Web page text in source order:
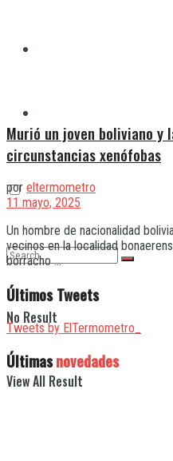
No Result
View All Result
Murió un joven boliviano y
circunstancias xenófobas
por eltermometro
11 mayo, 2025
Un hombre de nacionalidad
vecinos en la localidad
borracho ...
Últimos Tweets
Tweets by ElTermometro_
Últimasnovedades